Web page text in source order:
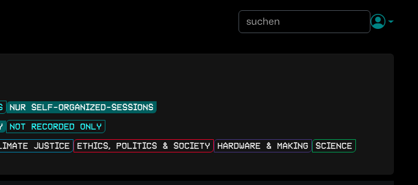
NUR SELF-ORGANIZED-SESSIONS
NOT RECORDED ONLY
JUSTICE ETHICS, POLITICS & SOCIETY HARDWARE & MAKING
SCIENCE